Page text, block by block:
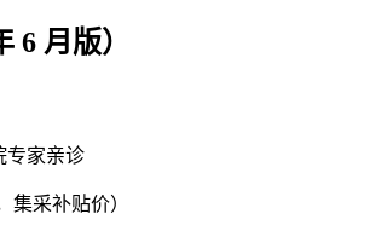
6 月版）
专家亲诊
集采补贴价）